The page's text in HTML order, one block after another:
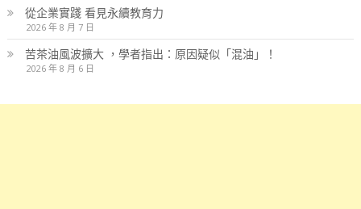
從企業實踐 看見永續教育力
2026 年 8 月 7 日
苦茶油風波擴大 ，學者指出：原因疑似「混油」！
2026 年 8 月 6 日